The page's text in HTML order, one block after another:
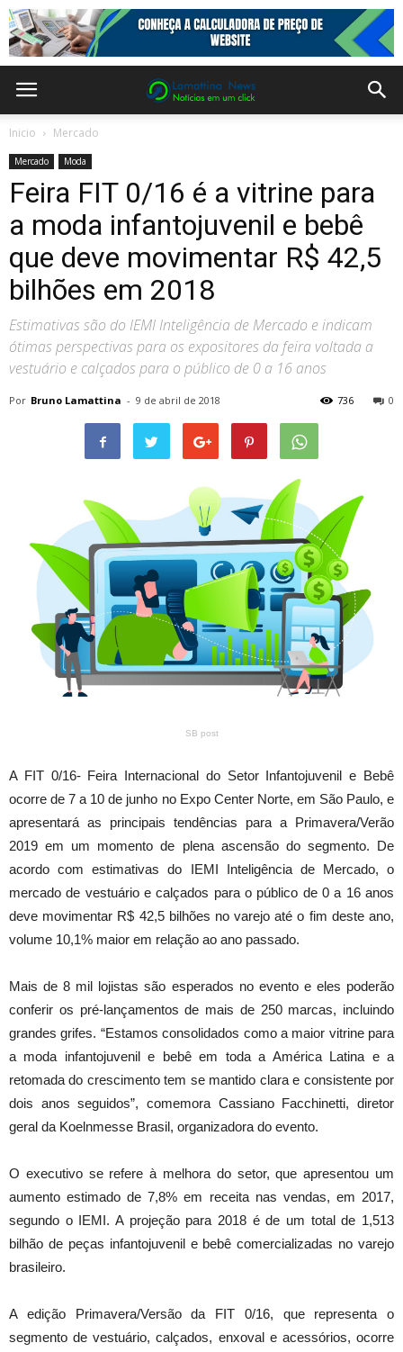
Inicio Mercado
Mercado Moda
Feira FIT 0/16 é a vitrine para
a moda infantojuvenil e bebê
que deve movimentar R$ 42,5
bilhões em 2018
Estimativas são do IEMI Inteligência de Mercado e indicam
ótimas perspectivas para os expositores da feira voltada a
vestuário e calçados para o público de 0 a 16 anos
Por Bruno Lamattina - 9 de abril de 2018 0
736
SB post
A FIT 0/16- Feira Internacional do Setor Infantojuvenil e Bebê
ocorre de 7 a 10 de junho no Expo Center Norte, em São Paulo, e
apresentará as principais tendências para a Primavera/Verão
2019 em um momento de plena ascensão do segmento. De
acordo com estimativas do IEMI Inteligência de Mercado, o
mercado de vestuário e calçados para o público de 0 a 16 anos
deve movimentar R$ 42,5 bilhões no varejo até o fim deste ano,
volume 10,1% maior em relação ao ano passado.
Mais de 8 mil lojistas são esperados no evento e eles poderão
conferir os pré-lançamentos de mais de 250 marcas, incluindo
grandes grifes. “Estamos consolidados como a maior vitrine para
a moda infantojuvenil e bebê em toda a América Latina e a
retomada do crescimento tem se mantido clara e consistente por
dois anos seguidos”, comemora Cassiano Facchinetti, diretor
geral da Koelnmesse Brasil, organizadora do evento.
O executivo se refere à melhora do setor, que apresentou um
aumento estimado de 7,8% em receita nas vendas, em 2017,
segundo o IEMI. A projeção para 2018 é de um total de 1,513
bilhão de peças infantojuvenil e bebê comercializadas no varejo
brasileiro.
A edição Primavera/Versão da FIT 0/16, que representa o
segmento de vestuário, calçados, enxoval e acessórios, ocorre